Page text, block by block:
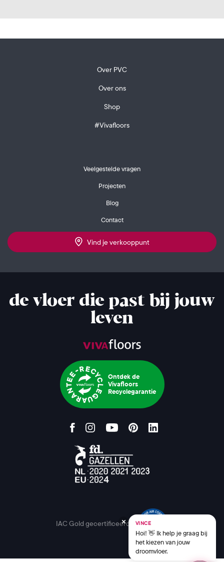
Over PVC
Over ons
Shop
#Vivafloors
Veelgestelde vragen
Projecten
Blog
Contact
Vind je verkooppunt
de vloer die past bij jouw
leven
Ontdek de
Vivafloors
Recyclegarantie
IAC Gold gecertificeerd VINCE
Hoi! 👋 Ik help je graag bij
het kiezen van jouw
droomvloer.